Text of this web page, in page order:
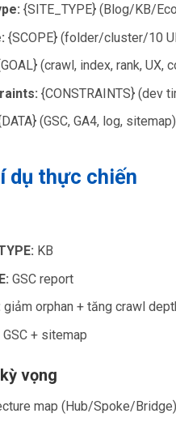
{SITE_TYPE} (Blog/KB/
{SCOPE} (folder/cluster/10
(crawl, index, rank, UX,
{CONSTRAINTS} (dev
(GSC, GA4, log, sitemap)
dụ thực chiến
KB
GSC report
giảm orphan + tăng crawl
GSC + sitemap
vọng
map (Hub/Spoke/